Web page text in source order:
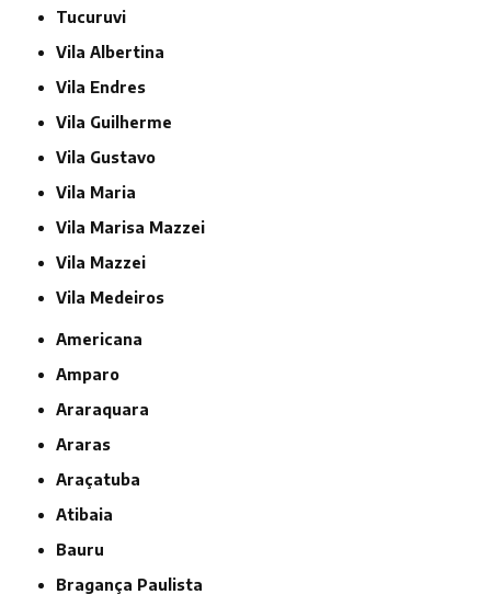
Tucuruvi
Vila Albertina
Vila Endres
Vila Guilherme
Vila Gustavo
Vila Maria
Vila Marisa Mazzei
Vila Mazzei
Vila Medeiros
Americana
Amparo
Araraquara
Araras
Araçatuba
Atibaia
Bauru
Bragança Paulista